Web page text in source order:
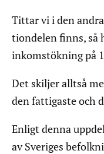
Tittar vi i den
tiondelen finns, så
inkomstökning på
Det skiljer alltså
den fattigaste och
Enligt denna
av Sveriges